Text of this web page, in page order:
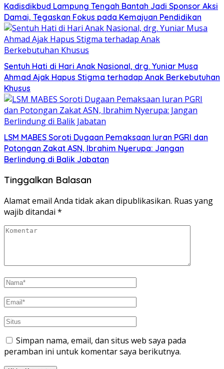
Kadisdikbud Lampung Tengah Bantah Jadi Sponsor Aksi
Damai, Tegaskan Fokus pada Kemajuan Pendidikan
Sentuh Hati di Hari Anak Nasional, drg. Yuniar Musa
Ahmad Ajak Hapus Stigma terhadap Anak Berkebutuhan
Khusus
LSM MABES Soroti Dugaan Pemaksaan Iuran PGRI dan
Potongan Zakat ASN, Ibrahim Nyerupa: Jangan
Berlindung di Balik Jabatan
Tinggalkan Balasan
Alamat email Anda tidak akan dipublikasikan. Ruas yang
wajib ditandai *
Simpan nama, email, dan situs web saya pada
peramban ini untuk komentar saya berikutnya.